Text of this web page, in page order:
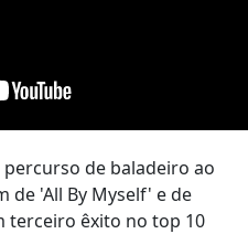
de baladeiro ao
de 'All By Myself' e de
terceiro êxito no top 10